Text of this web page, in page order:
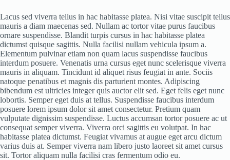
Lacus sed viverra tellus in hac habitasse platea. Nisi vitae suscipit tellus
mauris a diam maecenas sed. Nullam ac tortor vitae purus faucibus
ornare suspendisse. Blandit turpis cursus in hac habitasse platea
dictumst quisque sagittis. Nulla facilisi nullam vehicula ipsum a.
Elementum pulvinar etiam non quam lacus suspendisse faucibus
interdum posuere. Venenatis urna cursus eget nunc scelerisque viverra
mauris in aliquam. Tincidunt id aliquet risus feugiat in ante. Sociis
natoque penatibus et magnis dis parturient montes. Adipiscing
bibendum est ultricies integer quis auctor elit sed. Eget felis eget nunc
lobortis. Semper eget duis at tellus. Suspendisse faucibus interdum
posuere lorem ipsum dolor sit amet consectetur. Pretium quam
vulputate dignissim suspendisse. Luctus accumsan tortor posuere ac ut
consequat semper viverra. Viverra orci sagittis eu volutpat. In hac
habitasse platea dictumst. Feugiat vivamus at augue eget arcu dictum
varius duis at. Semper viverra nam libero justo laoreet sit amet cursus
sit. Tortor aliquam nulla facilisi cras fermentum odio eu.